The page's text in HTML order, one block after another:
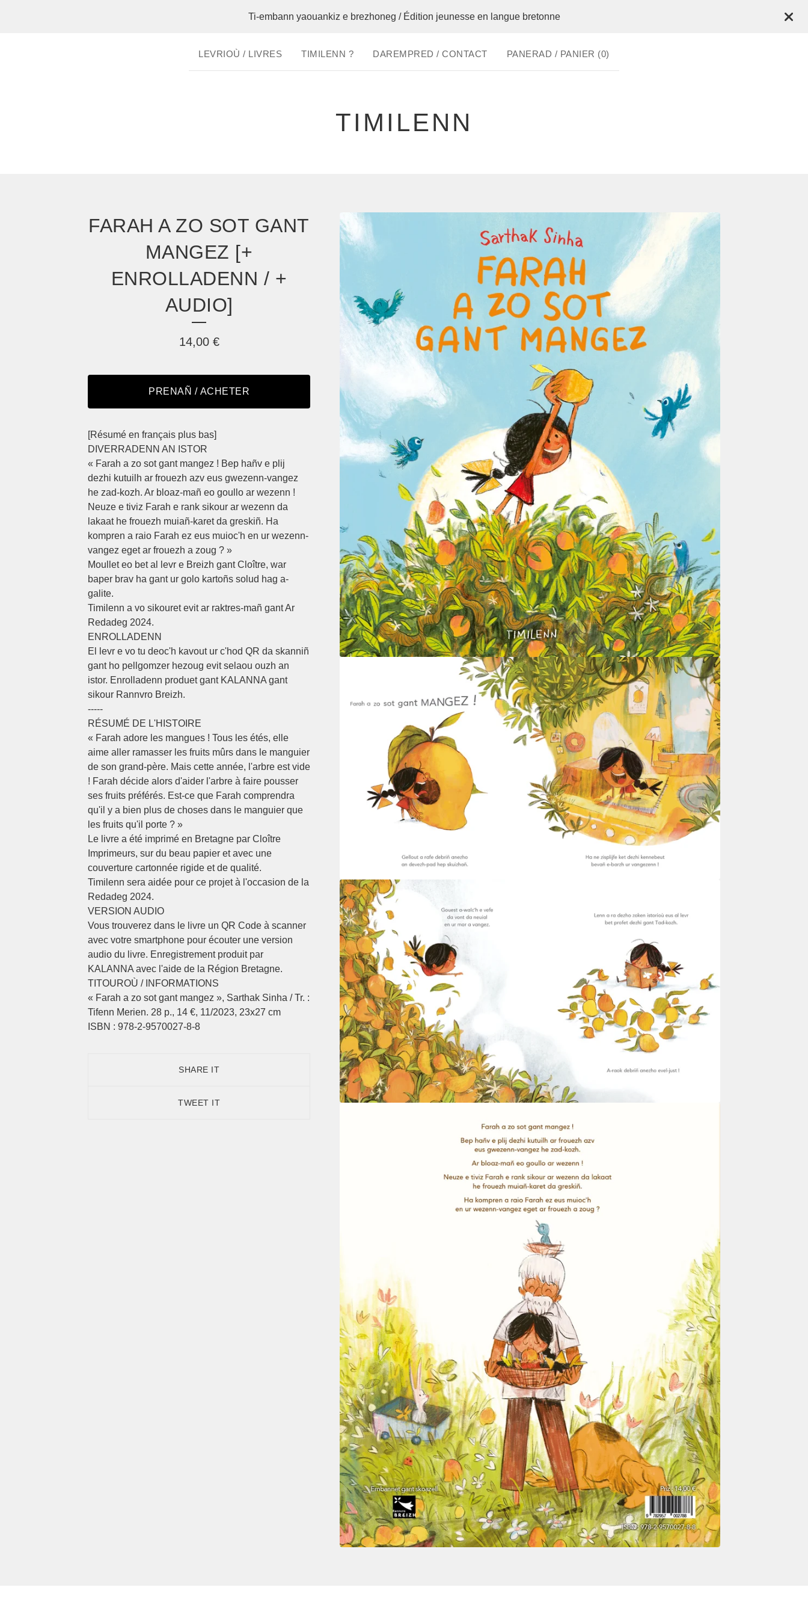
Ti-embann yaouankiz e brezhoneg / Édition jeunesse en langue bretonne
LEVRIOÙ / LIVRES TIMILENN ? DAREMPRED / CONTACT PANERAD / PANIER (0)
TIMILENN
FARAH A ZO SOT GANT
MANGEZ [+
ENROLLADENN / +
AUDIO]
14,00 €
PRENAÑ / ACHETER
[Résumé en français plus bas]
DIVERRADENN AN ISTOR
« Farah a zo sot gant mangez ! Bep hañv e plij
dezhi kutuilh ar frouezh azv eus gwezenn-vangez
he zad-kozh. Ar bloaz-mañ eo goullo ar wezenn !
Neuze e tiviz Farah e rank sikour ar wezenn da
lakaat he frouezh muiañ-karet da greskiñ. Ha
kompren a raio Farah ez eus muioc'h en ur wezenn-
vangez eget ar frouezh a zoug ? »
Moullet eo bet al levr e Breizh gant Cloître, war
baper brav ha gant ur golo kartoñs solud hag a-
galite.
Timilenn a vo sikouret evit ar raktres-mañ gant Ar
Redadeg 2024.
ENROLLADENN
El levr e vo tu deoc'h kavout ur c'hod QR da skanniñ
gant ho pellgomzer hezoug evit selaou ouzh an
istor. Enrolladenn produet gant KALANNA gant
sikour Rannvro Breizh.
-----
RÉSUMÉ DE L'HISTOIRE
« Farah adore les mangues ! Tous les étés, elle
aime aller ramasser les fruits mûrs dans le manguier
de son grand-père. Mais cette année, l'arbre est vide
! Farah décide alors d'aider l'arbre à faire pousser
ses fruits préférés. Est-ce que Farah comprendra
qu'il y a bien plus de choses dans le manguier que
les fruits qu'il porte ? »
Le livre a été imprimé en Bretagne par Cloître
Imprimeurs, sur du beau papier et avec une
couverture cartonnée rigide et de qualité.
Timilenn sera aidée pour ce projet à l'occasion de la
Redadeg 2024.
VERSION AUDIO
Vous trouverez dans le livre un QR Code à scanner
avec votre smartphone pour écouter une version
audio du livre. Enregistrement produit par
KALANNA avec l'aide de la Région Bretagne.
TITOUROÙ / INFORMATIONS
« Farah a zo sot gant mangez », Sarthak Sinha / Tr. :
Tifenn Merien. 28 p., 14 €, 11/2023, 23x27 cm
ISBN : 978-2-9570027-8-8
SHARE IT
TWEET IT